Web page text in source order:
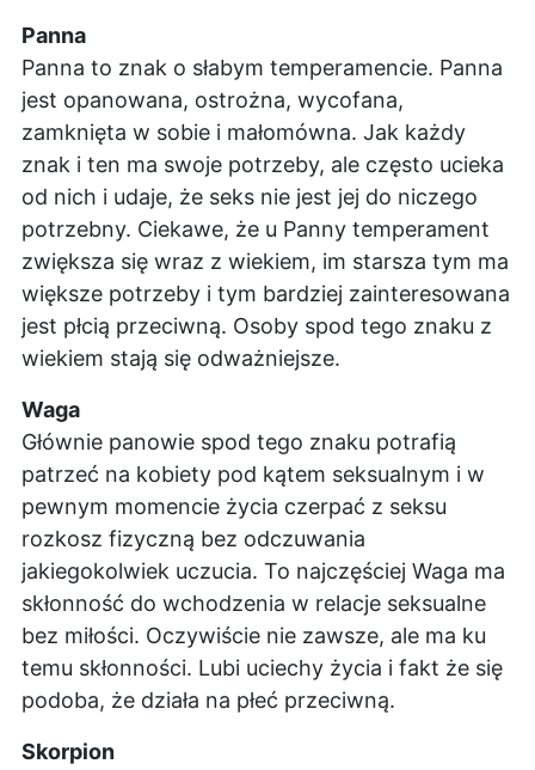
Panna
Panna to znak o słabym temperamencie. Panna
jest opanowana, ostrożna, wycofana,
zamknięta w sobie i małomówna. Jak każdy
znak i ten ma swoje potrzeby, ale często ucieka
od nich i udaje, że seks nie jest jej do niczego
potrzebny. Ciekawe, że u Panny temperament
zwiększa się wraz z wiekiem, im starsza tym ma
większe potrzeby i tym bardziej zainteresowana
jest płcią przeciwną. Osoby spod tego znaku z
wiekiem stają się odważniejsze.
Waga
Głównie panowie spod tego znaku potrafią
patrzeć na kobiety pod kątem seksualnym i w
pewnym momencie życia czerpać z seksu
rozkosz fizyczną bez odczuwania
jakiegokolwiek uczucia. To najczęściej Waga ma
skłonność do wchodzenia w relacje seksualne
bez miłości. Oczywiście nie zawsze, ale ma ku
temu skłonności. Lubi uciechy życia i fakt że się
podoba, że działa na płeć przeciwną.
Skorpion